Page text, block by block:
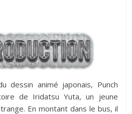
dessin animé japonais, Punch
de Iridatsu Yuta, un jeune
En montant dans le bus, il